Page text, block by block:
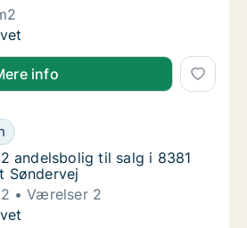
andelsbolig til salg i 8200
info
andelsbolig til salg i 8381 Tilst,
til salg i 8381 Tilst, Tilst
andelsbolig til salg i 8381 Tilst,
andelsbolig til salg i 8381
Søndervej
Værelser 2
andelsbolig til salg i 8381 Tilst,